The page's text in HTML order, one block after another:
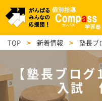
TOP > 新着情報 > 塾長ブ
【塾長ブロ
入試